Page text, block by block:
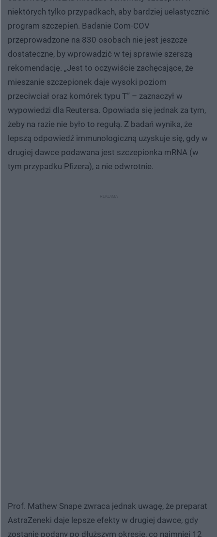
niektórych tylko przypadkach, aby bardziej uelastycznić
program szczepień. Badanie Com-COV
przeprowadzone na 830 osobach nie jest jeszcze
dostateczne, by wprowadzić w tej sprawie szerszą
rekomendację. „Jest to oczywiście zachęcające, że
mieszanie szczepionek daje wysoki poziom
przeciwciał oraz komórek typu T” – zaznaczył w
wypowiedzi dla Reutersa. Opowiada się jednak za tym,
żeby na razie nie było to regułą. Z badań wynika, że
lepszą odpowiedź immunologiczną uzyskuje się, gdy w
drugiej dawce podawana jest szczepionka mRNA (w
tym przypadku Pfizera), a nie odwrotnie.
Prof. Mathew Snape zwraca jednak uwagę, że preparat
AstraZeneki daje lepsze efekty w drugiej dawce, gdy
zostanie podany po dłuższym okresie, co najmniej 12